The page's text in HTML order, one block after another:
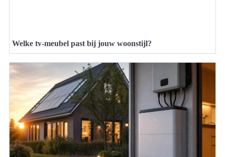
Welke tv-meubel past bij jouw woonstijl?